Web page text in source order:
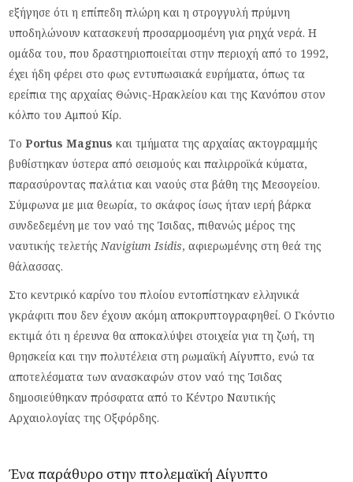
εξήγησε ότι η επίπεδη πλώρη και η στρογγυλή πρύμνη
υποδηλώνουν κατασκευή προσαρμοσμένη για ρηχά νερά. Η
ομάδα του, που δραστηριοποιείται στην περιοχή από το 1992,
έχει ήδη φέρει στο φως εντυπωσιακά ευρήματα, όπως τα
ερείπια της αρχαίας Θώνις-Ηρακλείου και της Κανόπου στον
κόλπο του Αμπού Κίρ.
ΤοPortus Magnus και τμήματα της αρχαίας ακτογραμμής
βυθίστηκαν ύστερα από σεισμούς και παλιρροϊκά κύματα,
παρασύροντας παλάτια και ναούς στα βάθη της Μεσογείου.
Σύμφωνα με μια θεωρία, το σκάφος ίσως ήταν ιερή βάρκα
συνδεδεμένη με τον ναό της Ίσιδας, πιθανώς μέρος της
ναυτικής τελετήςNavigium Isidis, αφιερωμένης στη θεά της
θάλασσας.
Στο κεντρικό καρίνο του πλοίου εντοπίστηκαν ελληνικά
γκράφιτι που δεν έχουν ακόμη αποκρυπτογραφηθεί. Ο Γκόντιο
εκτιμά ότι η έρευνα θα αποκαλύψει στοιχεία για τη ζωή, τη
θρησκεία και την πολυτέλεια στη ρωμαϊκή Αίγυπτο, ενώ τα
αποτελέσματα των ανασκαφών στον ναό της Ίσιδας
δημοσιεύθηκαν πρόσφατα από το Κέντρο Ναυτικής
Αρχαιολογίας της Οξφόρδης.
Ένα παράθυρο στην πτολεμαϊκή Αίγυπτο